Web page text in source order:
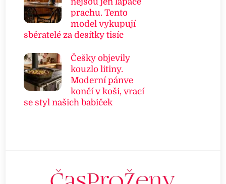
prachu. Tento
model vykupují
sběratelé za desítky tisíc
Češky objevily
kouzlo litiny.
Moderní pánve
končí v koši, vrací
se styl našich babiček